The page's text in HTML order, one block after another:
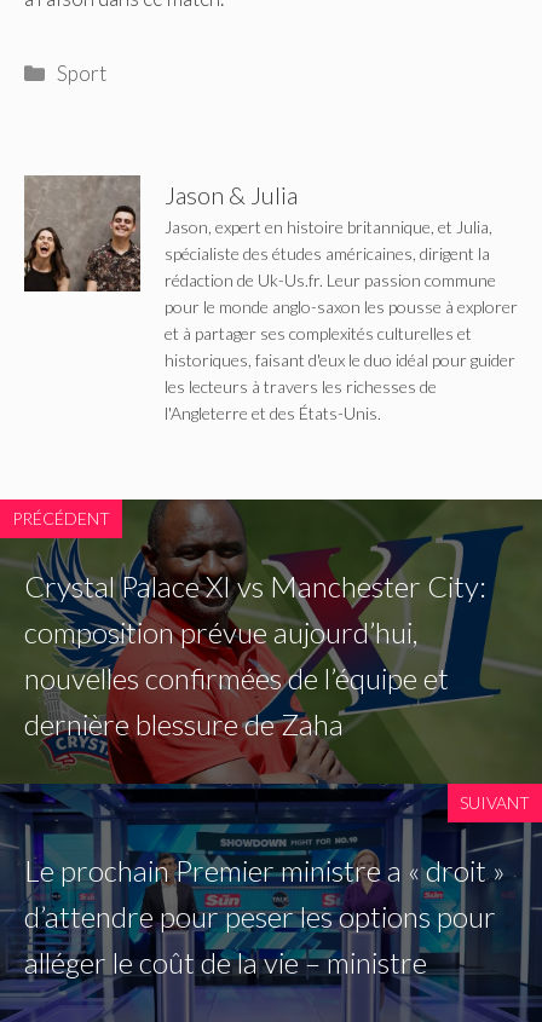
Catégories
Sport
Jason & Julia
Jason, expert en histoire britannique, et Julia,
spécialiste des études américaines, dirigent la
rédaction de Uk-Us.fr. Leur passion commune
pour le monde anglo-saxon les pousse à explorer
et à partager ses complexités culturelles et
historiques, faisant d'eux le duo idéal pour guider
les lecteurs à travers les richesses de
l'Angleterre et des États-Unis.
PRÉCÉDENT
Crystal Palace XI vs Manchester City:
composition prévue aujourd’hui,
nouvelles confirmées de l’équipe et
dernière blessure de Zaha
SUIVANT
Le prochain Premier ministre a « droit »
d’attendre pour peser les options pour
alléger le coût de la vie – ministre